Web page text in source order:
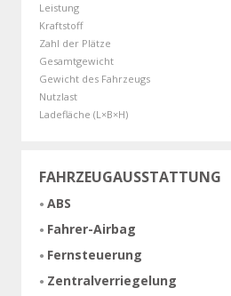
Leistung
Kraftstoff
Zahl der Plätze
Gesamtgewicht
Gewicht des Fahrzeugs
Nutzlast
Ladefläche (L×B×H)
FAHRZEUGAUSSTATTUNG
ABS
Fahrer-Airbag
Fernsteuerung
Zentralverriegelung